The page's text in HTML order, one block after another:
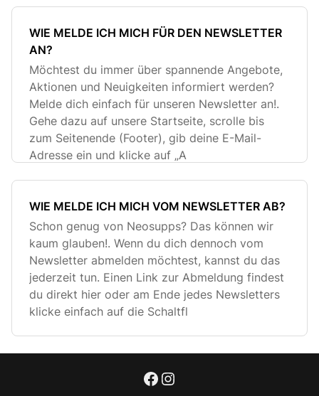
WIE MELDE ICH MICH FÜR DEN NEWSLETTER
AN?
Möchtest du immer über spannende Angebote,
Aktionen und Neuigkeiten informiert werden?
Melde dich einfach für unseren Newsletter an!.
Gehe dazu auf unsere Startseite, scrolle bis
zum Seitenende (Footer), gib deine E-Mail-
Adresse ein und klicke auf „A
WIE MELDE ICH MICH VOM NEWSLETTER AB?
Schon genug von Neosupps? Das können wir
kaum glauben!. Wenn du dich dennoch vom
Newsletter abmelden möchtest, kannst du das
jederzeit tun. Einen Link zur Abmeldung findest
du direkt hier oder am Ende jedes Newsletters
klicke einfach auf die Schaltfl